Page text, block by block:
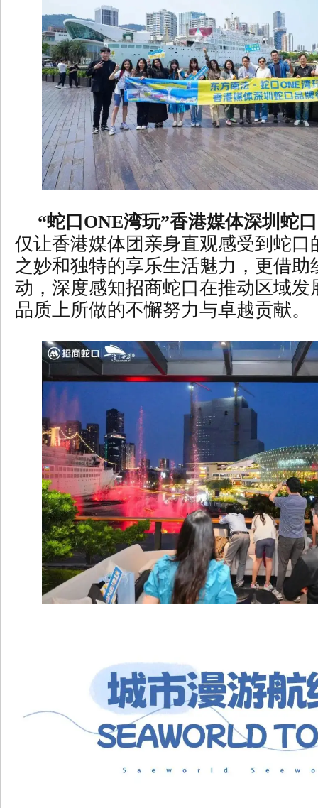
“蛇口ONE湾玩”香港媒体深圳蛇
仅让香港媒体团亲身直观感受到蛇口
之妙和独特的享乐生活魅力，更借助
动，深度感知招商蛇口在推动区域发
品质上所做的不懈努力与卓越贡献。